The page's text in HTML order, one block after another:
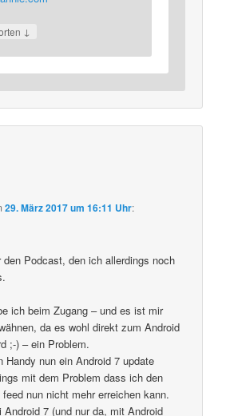
↓
29. März 2017 um 16:11 Uhr:
Podcast, den ich allerdings noch
ich beim Zugang – und es ist mir
da es wohl direkt zum Android
;-) – ein Problem.
Handy nun ein Android 7 update
mit dem Problem dass ich den
nun nicht mehr erreichen kann.
7 (und nur da, mit Android